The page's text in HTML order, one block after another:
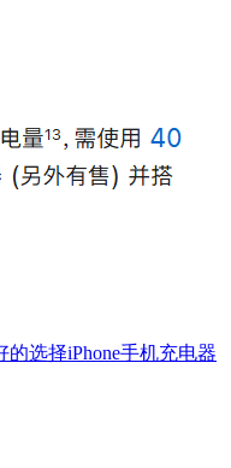
选择iPhone手机充电器